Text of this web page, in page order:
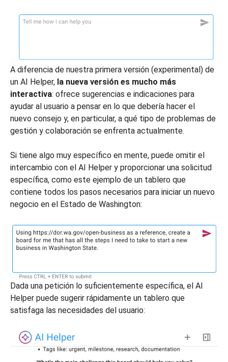
A diferencia de nuestra primera versión (experimental) de
un AI Helper, la nueva versión es mucho más
interactiva: ofrece sugerencias e indicaciones para
ayudar al usuario a pensar en lo que debería hacer el
nuevo consejo y, en particular, a qué tipo de problemas de
gestión y colaboración se enfrenta actualmente.
Si tiene algo muy específico en mente, puede omitir el
intercambio con el AI Helper y proporcionar una solicitud
específica, como este ejemplo de un tablero que
contiene todos los pasos necesarios para iniciar un nuevo
negocio en el Estado de Washington:
Dada una petición lo suficientemente específica, el AI
Helper puede sugerir rápidamente un tablero que
satisfaga las necesidades del usuario: